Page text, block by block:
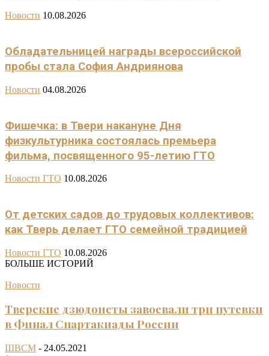
Новости 10.08.2026
Обладательницей награды всероссийской
пробы стала София Андриянова
Новости 04.08.2026
Фишечка: в Твери накануне Дня
физкультурника состоялась премьера
фильма, посвященного 95-летию ГТО
Новости ГТО 10.08.2026
От детских садов до трудовых коллективов:
как Тверь делает ГТО семейной традицией
Новости ГТО 10.08.2026
БОЛЬШЕ ИСТОРИЙ
Новости
Тверские дзюдоисты завоевали три путевки
в Финал Спартакиады России
ШВСМ - 24.05.2021